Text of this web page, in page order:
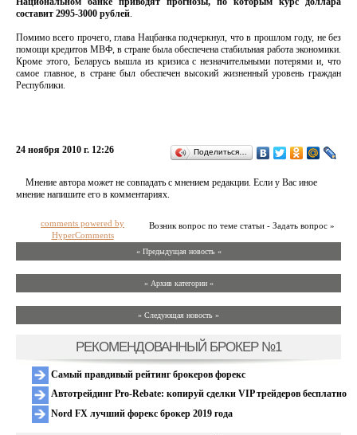
составит 2995-3000 рублей.
Помимо всего прочего, глава Нацбанка подчеркнул, что в прошлом году, не без
помощи кредитов МВФ, в стране была обеспечена стабильная работа экономики.
Кроме этого, Беларусь вышла из кризиса с незначительными потерями и, что
самое главное, в стране был обеспечен высокий жизненный уровень граждан
Республики.
24 ноября 2010 г. 12:26 Поделиться…
Мнение автора может не совпадать с мнением редакции. Если у Вас иное
мнение напишите его в комментариях.
Возник вопрос по теме статьи - Задать вопрос »
comments powered by
HyperComments
« Предыдущая новость «
» Архив категории «
» Следующая новость »
РЕКОМЕНДОВАННЫЙ БРОКЕР №1
Самый правдивый рейтинг брокеров форекс
Автотрейдинг Pro-Rebate: копируй сделки VIP трейдеров бесплатно
Nord FX лучший форекс брокер 2019 года